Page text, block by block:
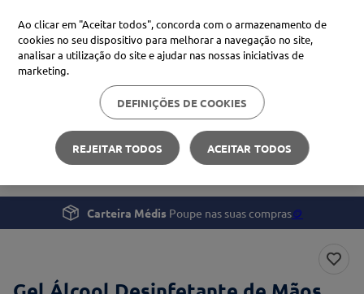
Procure no Marketplace Médis
Pesquisas mais comuns
xiaomi
4º cerave
Profissionais de Saúde
Instrumentos Clínicos
Gel Álcool Desinfetante de Mãos com Doseador 300 ml
Carteira Médis Poupe nas suas compras🪙
Ao clicar em "Aceitar todos", concorda com o armazenamento de
cookies no seu dispositivo para melhorar a navegação no site,
analisar a utilização do site e ajudar nas nossas iniciativas de
marketing.
DEFINIÇÕES DE COOKIES
REJEITAR TODOS ACEITAR TODOS